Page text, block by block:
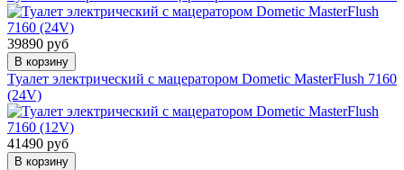
39890 руб
В корзину
Туалет электрический с мацератором Dometic MasterFlush 7160
(24V)
41490 руб
В корзину